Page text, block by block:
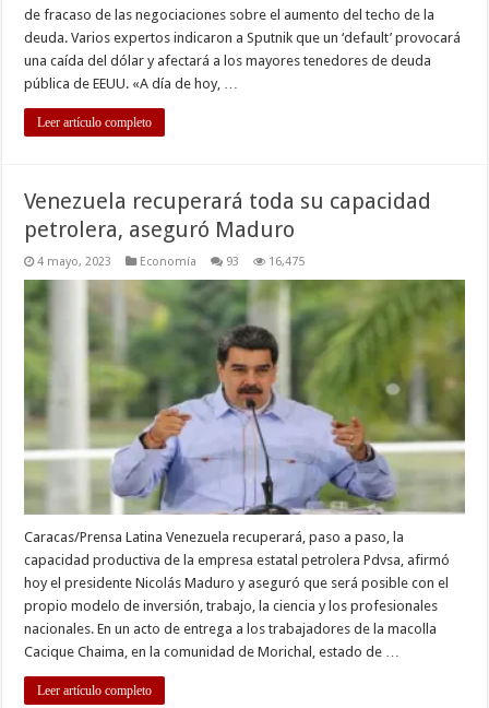
de fracaso de las negociaciones sobre el aumento del techo de la
deuda. Varios expertos indicaron a Sputnik que un ‘default’ provocará
una caída del dólar y afectará a los mayores tenedores de deuda
pública de EEUU. «A día de hoy, …
Leer artículo completo
Venezuela recuperará toda su capacidad
petrolera, aseguró Maduro
4 mayo, 2023 Economía 93 16,475
Caracas/Prensa Latina Venezuela recuperará, paso a paso, la
capacidad productiva de la empresa estatal petrolera Pdvsa, afirmó
hoy el presidente Nicolás Maduro y aseguró que será posible con el
propio modelo de inversión, trabajo, la ciencia y los profesionales
nacionales. En un acto de entrega a los trabajadores de la macolla
Cacique Chaima, en la comunidad de Morichal, estado de …
Leer artículo completo